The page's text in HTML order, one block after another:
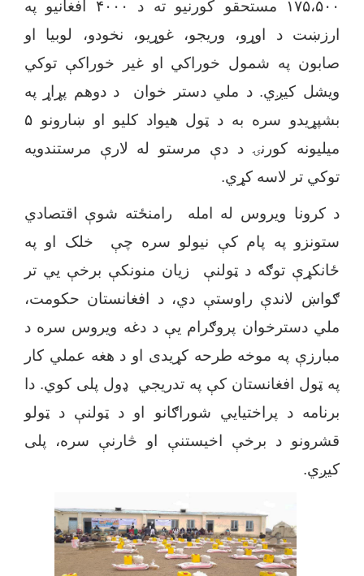
۱۷۵،۵۰۰ مستحقو کورنیو ته د ۴۰۰۰ افغانیو په
ارزښت د اوړو، وریجو، غوړیو، نخودو، لوبیا او
صابون په شمول خوراکي او غیر خوراکې توکي
ویشل کیږي. د ملي دستر خوان د دوهم پړاړ په
بشپړیدو سره به د ټول هیواد کلیو او ښارونو ۵
میلیونه کورنۍ د دې مرستو له لارې مرستندویه
توکي تر لاسه کړي.
د کرونا ویروس له امله رامنځته شوې اقتصادي
ستونزو په پام کې نیولو سره چې خلک او په
ځانکړې توګه د ټولنې زیان منونکې برخې یي تر
ګواښ لاندې راوستې دي، د افغانستان حکومت،
ملي دسترخوان پروګرام یې د دغه ویروس سره د
مبارزې په موخه طرحه کړیدی او د هغه عملي کار
په ټول افغانستان کې په تدریجي ډول پلی کوي. دا
برنامه د پراختیایي شوراګانو او د ټولنې د ټولو
قشرونو د برخې اخیستنې او څارنې سره، پلی
کیږي.